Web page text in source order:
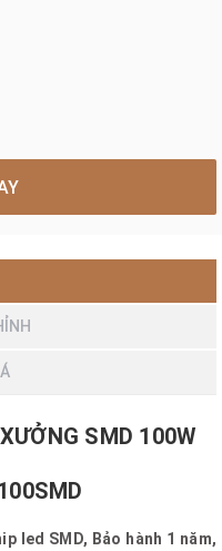
SMD 100W
led SMD, Bảo hành 1 năm,